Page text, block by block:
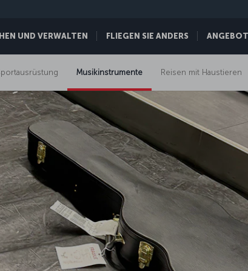
UND VERWALTEN FLIEGEN SIE ANDERS
Musikinstrumente Reisen mit Haustieren